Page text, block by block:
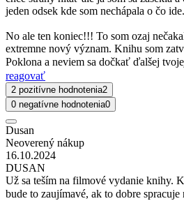
jeden odsek kde som nechápala o čo ide.
No ale ten koniec!!! To som ozaj
extremne nový význam. Knihu som
Poklona a neviem sa dočkať ďalšej
reagovať
2 pozitívne hodnotenia2
0 negatívne hodnotenia0
Dusan
Neoverený nákup
16.10.2024
DUSAN
Už sa teším na filmové vydanie knihy.
bude to zaujímavé, ak to dobre spracuje